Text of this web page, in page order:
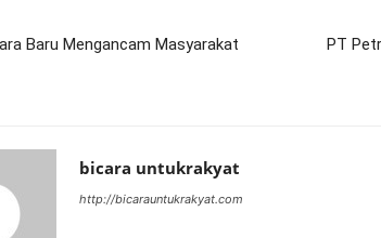
Baru Mengancam Masyarakat
PT
bicara untukrakyat
http://bicarauntukrakyat.com